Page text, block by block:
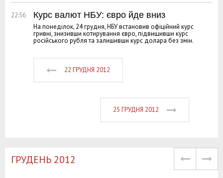
22:56 Курс валют НБУ: євро йде вниз
На понеділок, 24 грудня, НБУ встановив офіційний курс
гривні, знизивши котирування євро, підвищивши курс
російського рубля та залишивши курс долара без змін.
22 ГРУДНЯ 2012
25 ГРУДНЯ 2012
ГРУДЕНЬ 2012